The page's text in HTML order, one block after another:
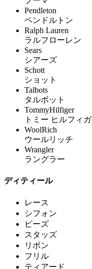
Pendleton
ペンドルトン
Ralph Lauren
ラルフローレン
Sears
シアーズ
Schott
ショット
Talbots
タルボット
TommyHilfiger
トミー ヒルフィ
WoolRich
ウールリッチ
Wrangler
ラングラー
ディティール
レース
シフォン
ビーズ
スタッズ
リボン
フリル
ティアード